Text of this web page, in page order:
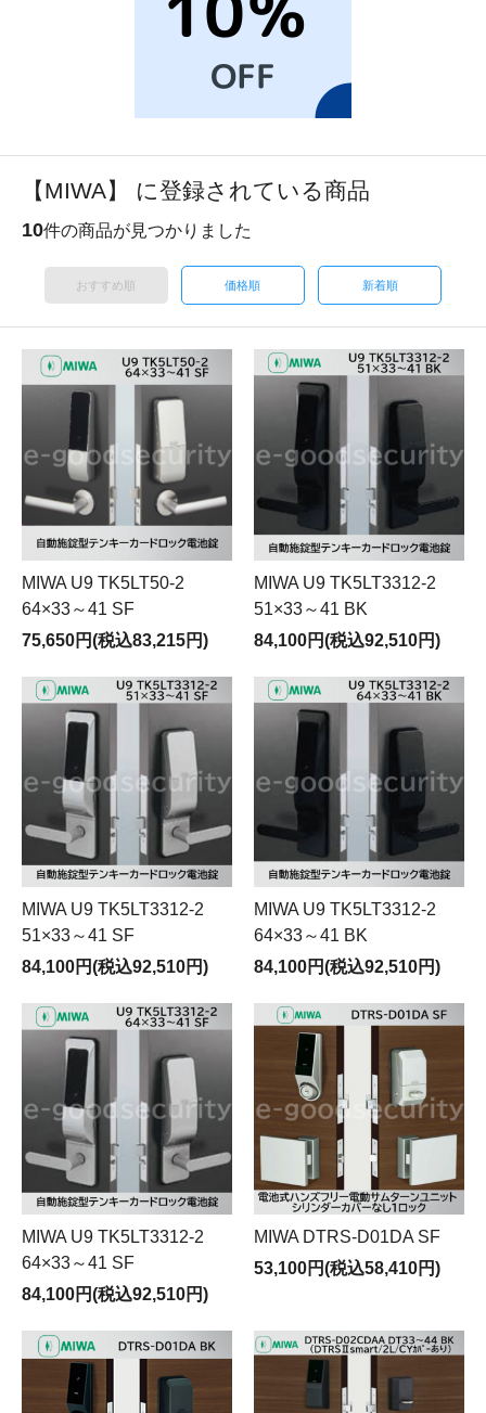
【MIWA】 に登録されている商品
10件の商品が見つかりました
おすすめ順 価格順 新着順
MIWA U9 TK5LT50-2
64×33～41 SF
75,650円(税込83,215円)
MIWA U9 TK5LT3312-2
51×33～41 BK
84,100円(税込92,510円)
MIWA U9 TK5LT3312-2
51×33～41 SF
84,100円(税込92,510円)
MIWA U9 TK5LT3312-2
64×33～41 BK
84,100円(税込92,510円)
MIWA U9 TK5LT3312-2
64×33～41 SF
84,100円(税込92,510円)
MIWA DTRS-D01DA SF
53,100円(税込58,410円)